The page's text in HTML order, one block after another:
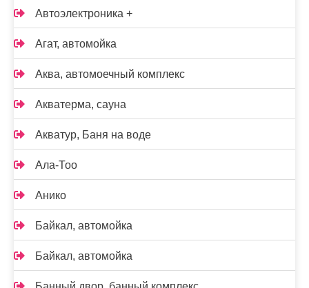
Автоэлектроника +
Агат, автомойка
Аква, автомоечный комплекс
Акватерма, сауна
Акватур, Баня на воде
Ала-Тоо
Анико
Байкал, автомойка
Байкал, автомойка